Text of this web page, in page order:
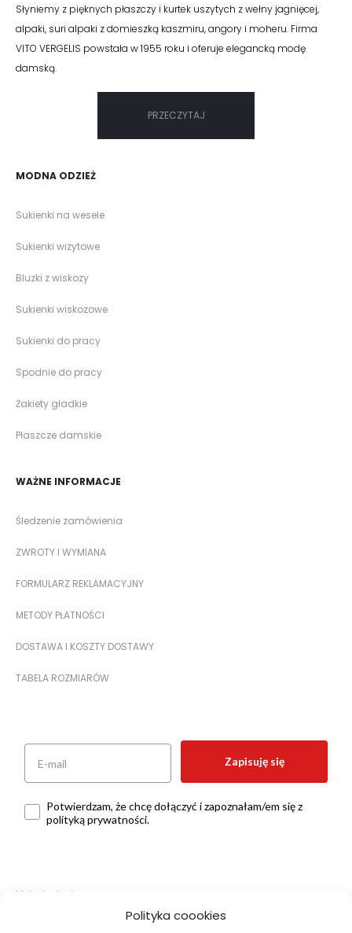
Polityka coookies
Słyniemy z pięknych płaszczy i kurtek uszytych z wełny jagnięcej,
alpaki, suri alpaki z domieszką kaszmiru, angory i moheru. Firma
VITO VERGELIS powstała w 1955 roku i oferuje elegancką modę
damską.
PRZECZYTAJ
MODNA ODZIEŻ
Sukienki na wesele
Sukienki wizytowe
Bluzki z wiskozy
Sukienki wiskozowe
Sukienki do pracy
Spodnie do pracy
Żakiety gładkie
Płaszcze damskie
WAŻNE INFORMACJE
Śledzenie zamówienia
ZWROTY I WYMIANA
FORMULARZ REKLAMACYJNY
METODY PŁATNOŚCI
DOSTAWA I KOSZTY DOSTAWY
TABELA ROZMIARÓW
Zapisuję się
Potwierdzam, że chcę dołączyć i zapoznałam/em się z
polityką prywatności.
Metody dostawy: